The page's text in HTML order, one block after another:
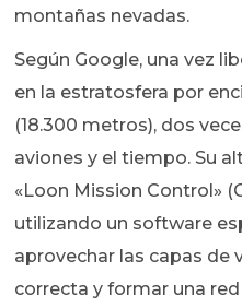
montañas nevadas.
Según Google, una vez
en la estratosfera por
(18.300 metros), dos
aviones y el tiempo. Su
«Loon Mission Control»
utilizando un software
aprovechar las capas de
correcta y formar una